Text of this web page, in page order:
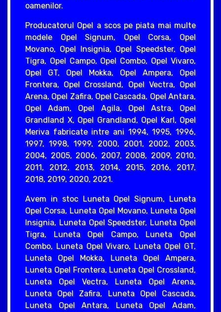
oamenilor.
Producatorul Opel a scos pe piata mai multe
modele Opel Signum, Opel Corsa, Opel
Movano, Opel Insignia, Opel Speedster, Opel
Tigra, Opel Campo, Opel Combo, Opel Vivaro,
Opel GT, Opel Mokka, Opel Ampera, Opel
Frontera, Opel Crossland, Opel Vectra, Opel
Arena, Opel Zafira, Opel Cascada, Opel Antara,
Opel Adam, Opel Agila, Opel Astra, Opel
Grandland X, Opel Grandland, Opel Karl, Opel
Meriva fabricate intre ani 1994, 1995, 1996,
1997, 1998, 1999, 2000, 2001, 2002, 2003,
2004, 2005, 2006, 2007, 2008, 2009, 2010,
2011, 2012, 2013, 2014, 2015, 2016, 2017,
2018, 2019, 2020, 2021.
Avem in stoc Luneta Opel Signum, Luneta
Opel Corsa, Luneta Opel Movano, Luneta Opel
Insignia, Luneta Opel Speedster, Luneta Opel
Tigra, Luneta Opel Campo, Luneta Opel
Combo, Luneta Opel Vivaro, Luneta Opel GT,
Luneta Opel Mokka, Luneta Opel Ampera,
Luneta Opel Frontera, Luneta Opel Crossland,
Luneta Opel Vectra, Luneta Opel Arena,
Luneta Opel Zafira, Luneta Opel Cascada,
Luneta Opel Antara, Luneta Opel Adam,